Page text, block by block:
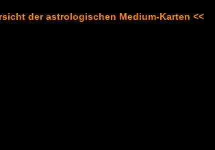
der astrologischen Medium-Karten <<